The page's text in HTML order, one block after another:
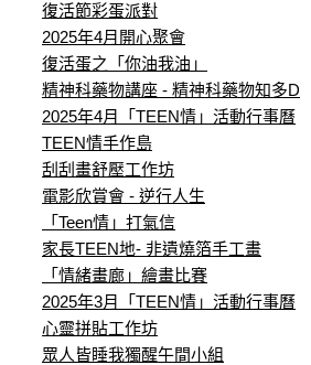
復活節彩蛋派對
2025年4月開心聚會
復活蛋之「你油我油」
精神科藥物講座 - 精神科藥物知多D
2025年4月「TEEN情」活動行事曆
TEEN情手作島
刮刮畫舒壓工作坊
電影欣賞會 - 逆行人生
「Teen情」打氣信
家長TEEN地- 非遺燒箔手工畫
「情緒畫廊」繪畫比賽
2025年3月「TEEN情」活動行事曆
心靈拼貼工作坊
眾人皆睡我獨醒午間小組